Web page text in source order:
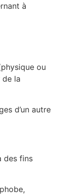
à
ou
la
d’un autre
des fins